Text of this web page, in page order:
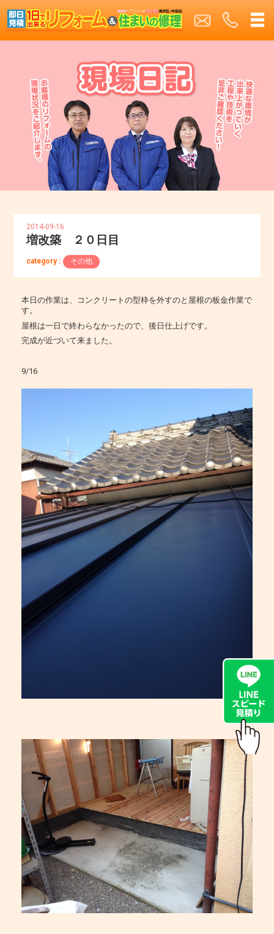
2014-09-16
増改築 ２０日目
category : その他
本日の作業は、コンクリートの型枠を外すのと屋根の板金作業で
す。
屋根は一日で終わらなかったので、後日仕上げです。
完成が近づいて来ました。
9/16